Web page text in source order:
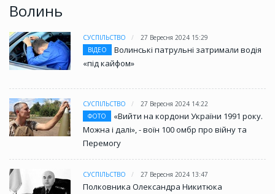
Волинь
СУСПІЛЬСТВО
27 Вересня 2024 15:29
ВІДЕО
Волинські патрульні затримали водія
«під кайфом»
СУСПІЛЬСТВО
27 Вересня 2024 14:22
ФОТО
«Вийти на кордони України 1991 року.
Можна і далі», - воїн 100 омбр про війну та
Перемогу
СУСПІЛЬСТВО 27 Вересня 2024 13:47
Полковника Олександра Никитюка